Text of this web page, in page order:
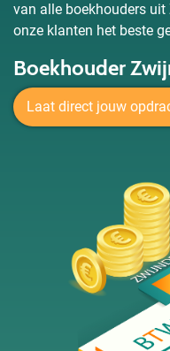
van alle boekhouders
onze klanten het beste
Boekhouder
Laat direct jouw